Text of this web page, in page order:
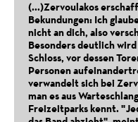
(...)Zervoulakos
Bekundungen: Ich
nicht an dich, also
Besonders deutlich
Schloss, vor dessen
Personen
verwandelt sich bei
man es aus
Freizeitparks kennt.